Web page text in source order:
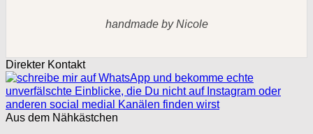
handmade by Nicole
Direkter Kontakt
Aus dem Nähkästchen